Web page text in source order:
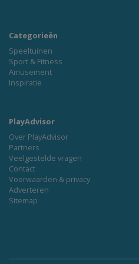
Categorieën
Speeltuinen
Sport & Fitness
Amusement
Inspiratie
PlayAdvisor
Over PlayAdvisor
Partners
Veelgestelde vragen
Contact
Voorwaarden & privacy
Adverteren
Sitemap